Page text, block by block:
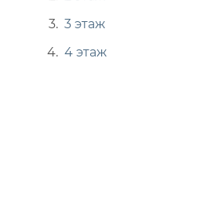
3 этаж
4 этаж